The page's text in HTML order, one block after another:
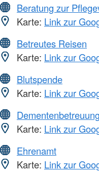
Beratung zur
Karte: Link zur
Betreutes Reisen
Karte: Link zur
Blutspende
Karte: Link zur
Dementenbetreuung
Karte: Link zur
Ehrenamt
Karte: Link zur